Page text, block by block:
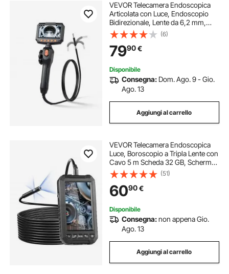
telecamera con schermo
telecamera per tubi 9 pollici
VEVOR Telecamera Endoscopica
Articolata con Luce, Endoscopio
Bidirezionale, Lente da 6,2 mm,
Schermo IPS da 4,3'', Zoom 8x,
Cavo Flessibile Impermeabile IP67,
per Ispezione Automobilistica e
Idraulica
(6)
7990€
Disponibile
Consegna: Dom. Ago. 9 - Gio.
Ago. 13
Aggiungi al carrello
VEVOR Telecamera Endoscopica
Luce, Boroscopio a Tripla Lente con
Cavo 5 m Scheda 32 GB, Schermo
127 mm 1080P Luci LED,
Telecamera a Serpente
Impermeabile IP67, Idraulica
Telecamera per Ispezione
(51)
6090€
Disponibile
Consegna:non appena Gio.
Ago. 13
Aggiungi al carrello